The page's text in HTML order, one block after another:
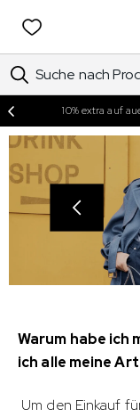
10% extra auf
Warum habe ich
ich alle meine
Um den Einkauf